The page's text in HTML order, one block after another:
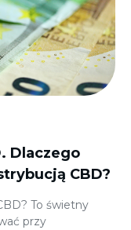
Dlaczego
CBD?
To świetny
przy